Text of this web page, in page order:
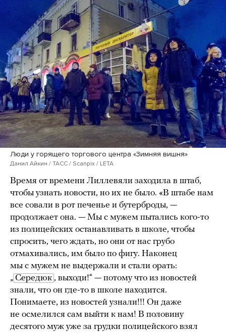
Люди у горящего торгового центра «Зимняя вишня»
Данил Айкин / ТАСС / Scanpix / LETA
Время от времени Лиллевяли заходила в штаб,
чтобы узнать новости, но их не было. «В штабе нам
все совали в рот печенье и бутерброды, —
продолжает она. — Мы с мужем пытались кого-то
из полицейских останавливать в школе, чтобы
спросить, чего ждать, но они от нас грубо
отмахивались, им было по фигу. Наконец
мы с мужем не выдержали и стали орать:
„ Середюк , выходи!“ — потому что из новостей
знали, что он где-то в школе находится.
Понимаете, из новостей узнали!!! Он даже
не осмелился сам выйти к нам! В половину
десятого муж уже за грудки полицейского взял